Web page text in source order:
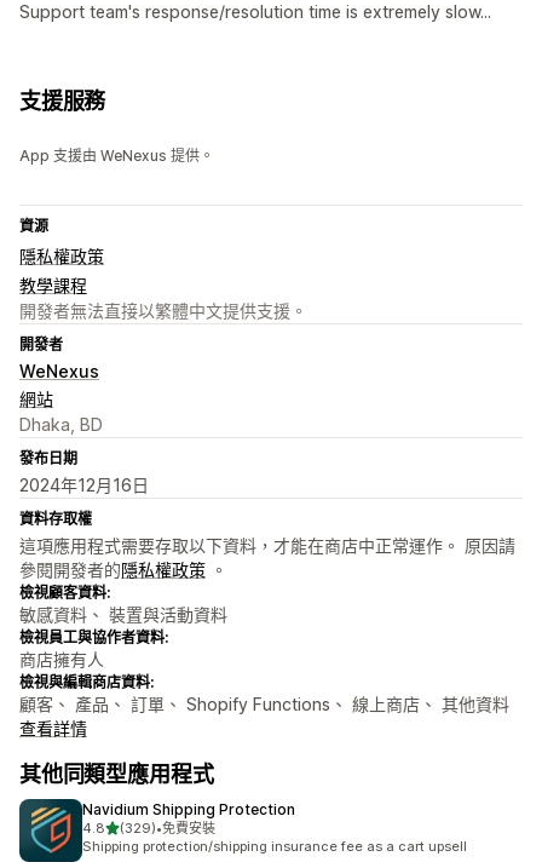
Support team's response/resolution time is extremely slow...
支援服務
App 支援由 WeNexus 提供。
資源
隱私權政策
教學課程
開發者無法直接以繁體中文提供支援。
開發者
WeNexus
網站
Dhaka, BD
發布日期
2024年12月16日
資料存取權
這項應用程式需要存取以下資料，才能在商店中正常運作。 原因請
參閱開發者的隱私權政策 。
檢視顧客資料:
敏感資料、 裝置與活動資料
檢視員工與協作者資料:
商店擁有人
檢視與編輯商店資料:
顧客、 產品、 訂單、 Shopify Functions、 線上商店、 其他資料
查看詳情
其他同類型應用程式
Navidium Shipping Protection
4.8滿分 5 顆星
(329)
共有 329 則評價
•免費安裝
Shipping protection/shipping insurance fee as a cart upsell